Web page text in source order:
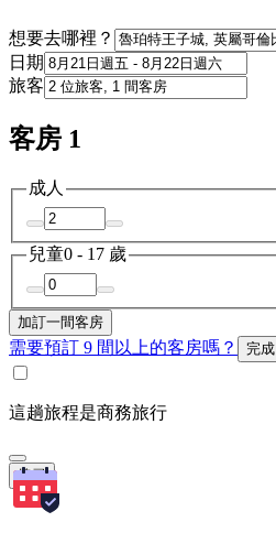
想要去哪裡？
日期
旅客
客房 1
成人
兒童0 - 17 歲
加訂一間客房
需要預訂 9 間以上的客房嗎？ 完成
這趟旅程是商務旅行
搜尋